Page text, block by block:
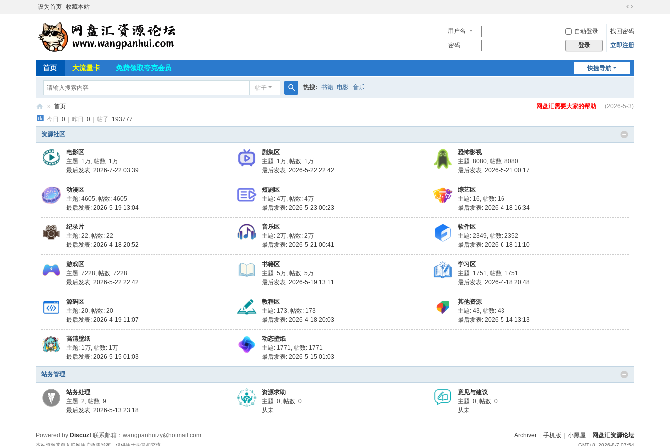
设为首页 收藏本站
切
到
宽
用户名 自动登录
找回密码
密码
登录 立即注册
快捷导航
首页 大流量卡 免费领取夸克会员
帖子 热搜: 书籍 电影 音乐
网盘汇需要大家的帮助 (2026-5-3)
网
盘
资
源
论
» 首页
今日: 0 昨日: 0 帖子: 193777
资源社区
电影区
主题: 1万, 帖数: 1万
最后发表: 2026-7-22 03:39
剧集区
主题: 1万, 帖数: 1万
最后发表: 2026-5-22 22:42
恐怖影视
主题: 8080, 帖数: 8080
最后发表: 2026-5-21 00:17
动漫区
主题: 4605, 帖数: 4605
最后发表: 2026-5-19 13:04
短剧区
主题: 4万, 帖数: 4万
最后发表: 2026-5-23 00:23
综艺区
主题: 16, 帖数: 16
最后发表: 2026-4-18 16:34
纪录片
主题: 22, 帖数: 22
最后发表: 2026-4-18 20:52
音乐区
主题: 2万, 帖数: 2万
最后发表: 2026-5-21 00:41
软件区
主题: 2349, 帖数: 2352
最后发表: 2026-6-18 11:10
游戏区
主题: 7228, 帖数: 7228
最后发表: 2026-5-22 22:42
书籍区
主题: 5万, 帖数: 5万
最后发表: 2026-5-19 13:11
学习区
主题: 1751, 帖数: 1751
最后发表: 2026-4-18 20:48
源码区
主题: 20, 帖数: 20
最后发表: 2026-4-19 11:07
教程区
主题: 173, 帖数: 173
最后发表: 2026-4-18 20:03
其他资源
主题: 43, 帖数: 43
最后发表: 2026-5-14 13:13
高清壁纸
主题: 1万, 帖数: 1万
最后发表: 2026-5-15 01:03
动态壁纸
主题: 1771, 帖数: 1771
最后发表: 2026-5-15 01:03
站务管理
站务处理
主题: 2, 帖数: 9
最后发表: 2026-5-13 23:18
资源求助
主题: 0, 帖数: 0
从未
意见与建议
主题: 0, 帖数: 0
从未
Archiver 手机版 小黑屋 网盘汇资源论坛
GMT+8, 2026-8-7 07:54
Powered by Discuz! 联系邮箱：wangpanhuizy@hotmail.com
本站资源来自互联网用户收集发布，仅供用于学习和交流。